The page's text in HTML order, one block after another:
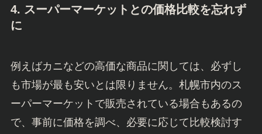
4. スーパーマーケットとの価格比較を忘れず
に
例えばカニなどの高価な商品に関しては、必ずし
も市場が最も安いとは限りません。札幌市内のス
ーパーマーケットで販売されている場合もあるの
で、事前に価格を調べ、必要に応じて比較検討す